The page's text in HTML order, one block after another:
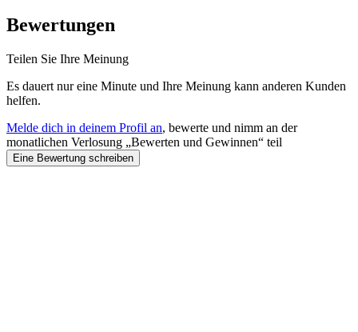
Bewertungen
Teilen Sie Ihre Meinung
Es dauert nur eine Minute und Ihre Meinung kann anderen Kunden
helfen.
Melde dich in deinem Profil an, bewerte und nimm an der
monatlichen Verlosung „Bewerten und Gewinnen“ teil
Eine Bewertung schreiben